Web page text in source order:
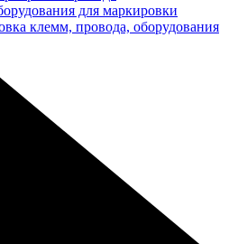
для маркировки
клемм, провода, оборудования